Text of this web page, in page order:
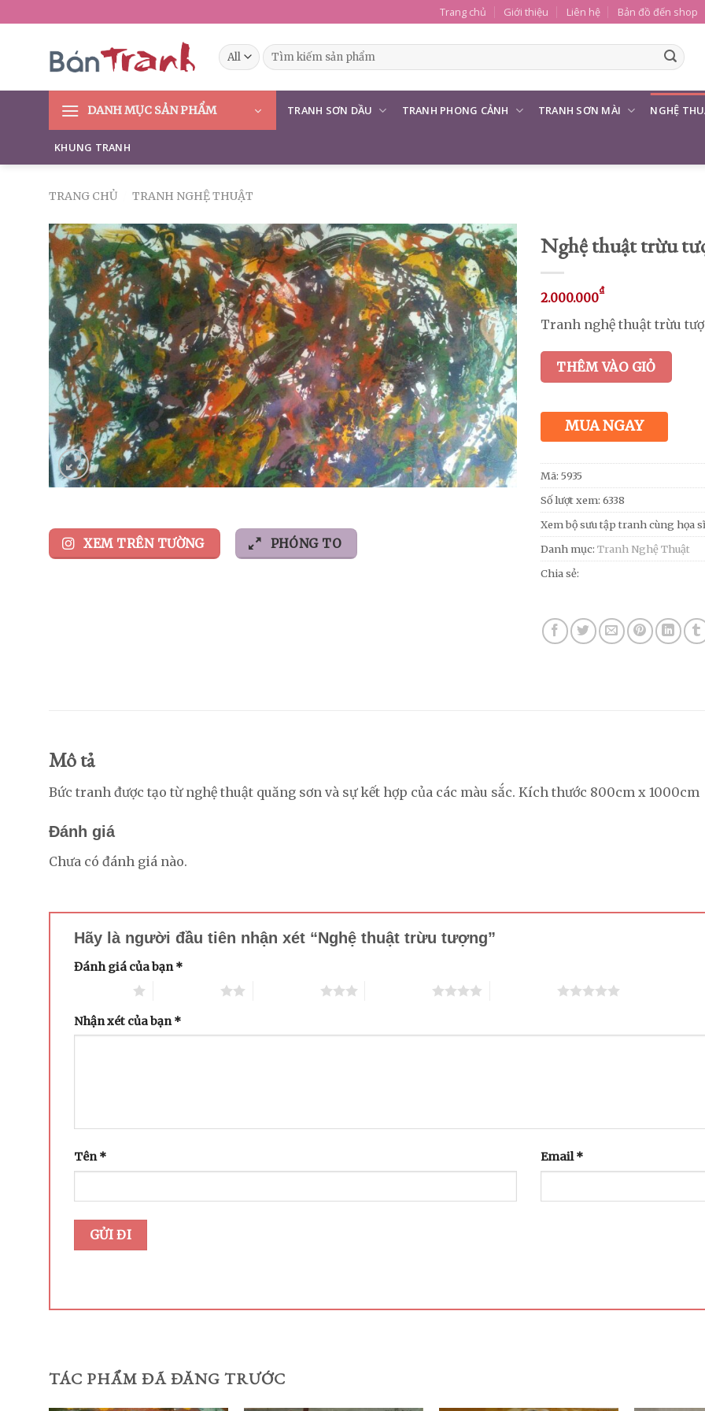
to
Trang chủ Giới thiệu Liên hệ Bản đồ đến shop
Tìm
kiếm:
DANH MỤC SẢN PHẨM TRANH SƠN DẦU TRANH PHONG CẢNH TRANH SƠN MÀI NGHỆ
KHUNG TRANH
TRANG CHỦ TRANH NGHỆ THUẬT
XEM TRÊN TƯỜNG PHÓNG TO
Nghệ thuật trừu
2.000.000₫
Tranh nghệ thuật trừu
THÊM VÀO GIỎ
MUA NGAY
Mã: 5935
Số lượt xem: 6338
Xem bộ sưu tập tranh cùng họa sĩ
Danh mục: Tranh Nghệ Thuật
Chia sẻ:
Mô tả
Bức tranh được tạo từ nghệ thuật quăng sơn và sự kết hợp của các màu sắc. Kích thước 800cm x 1000cm
Đánh giá
Chưa có đánh giá nào.
Hãy là người đầu tiên nhận xét “Nghệ thuật trừu tượng”
Đánh giá của bạn*
Nhận xét của bạn*
Tên* Email*
TÁC PHẨM ĐÃ ĐĂNG TRƯỚC